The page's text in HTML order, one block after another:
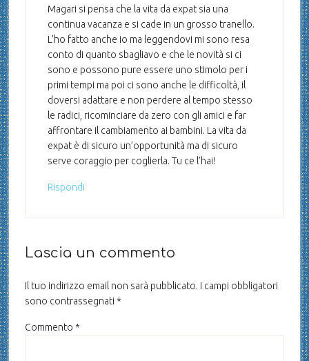
Magari si pensa che la vita da expat sia una
continua vacanza e si cade in un grosso tranello.
L’ho fatto anche io ma leggendovi mi sono resa
conto di quanto sbagliavo e che le novità si ci
sono e possono pure essere uno stimolo per i
primi tempi ma poi ci sono anche le difficoltà, il
doversi adattare e non perdere al tempo stesso
le radici, ricominciare da zero con gli amici e far
affrontare il cambiamento ai bambini. La vita da
expat è di sicuro un’opportunità ma di sicuro
serve coraggio per coglierla. Tu ce l’hai!
Rispondi
Lascia un commento
Il tuo indirizzo email non sarà pubblicato. I campi obbligatori
sono contrassegnati *
Commento *